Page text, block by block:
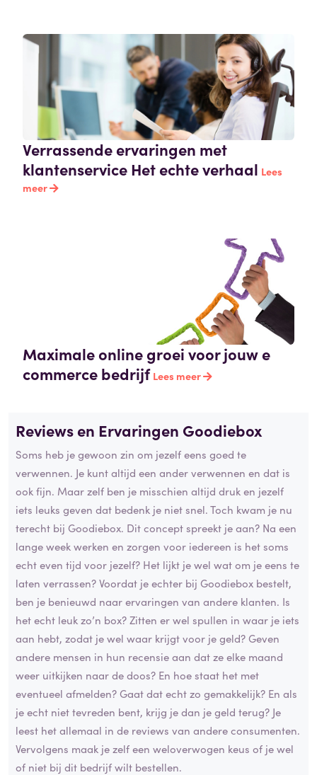
Verrassende ervaringen met
klantenservice Het echte verhaal Lees
meer
Maximale online groei voor jouw e
commerce bedrijf Lees meer
Reviews en Ervaringen Goodiebox
Soms heb je gewoon zin om jezelf eens goed te
verwennen. Je kunt altijd een ander verwennen en dat is
ook fijn. Maar zelf ben je misschien altijd druk en jezelf
iets leuks geven dat bedenk je niet snel. Toch kwam je nu
terecht bij Goodiebox. Dit concept spreekt je aan? Na een
lange week werken en zorgen voor iedereen is het soms
echt even tijd voor jezelf? Het lijkt je wel wat om je eens te
laten verrassen? Voordat je echter bij Goodiebox bestelt,
ben je benieuwd naar ervaringen van andere klanten. Is
het echt leuk zo’n box? Zitten er wel spullen in waar je iets
aan hebt, zodat je wel waar krijgt voor je geld? Geven
andere mensen in hun recensie aan dat ze elke maand
weer uitkijken naar de doos? En hoe staat het met
eventueel afmelden? Gaat dat echt zo gemakkelijk? En als
je echt niet tevreden bent, krijg je dan je geld terug? Je
leest het allemaal in de reviews van andere consumenten.
Vervolgens maak je zelf een weloverwogen keus of je wel
of niet bij dit bedrijf wilt bestellen.